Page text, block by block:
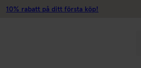
10% rabatt på ditt första köp!